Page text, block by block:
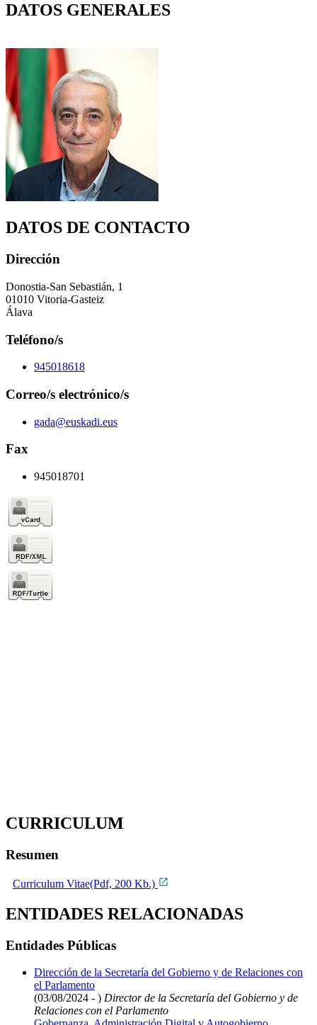
DATOS GENERALES
DATOS DE CONTACTO
Dirección
Donostia-San Sebastián, 1
01010 Vitoria-Gasteiz
Álava
Teléfono/s
945018618
Correo/s electrónico/s
gada@euskadi.eus
Fax
945018701
CURRICULUM
Resumen
Curriculum Vitae(Pdf, 200 Kb.)
ENTIDADES RELACIONADAS
Entidades Públicas
Dirección de la Secretaría del Gobierno y de Relaciones con
el Parlamento
(03/08/2024 - ) Director de la Secretaría del Gobierno y de
Relaciones con el Parlamento